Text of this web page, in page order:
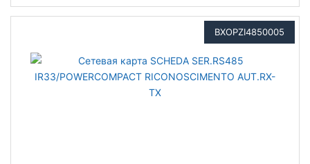
BXOPZI4850005